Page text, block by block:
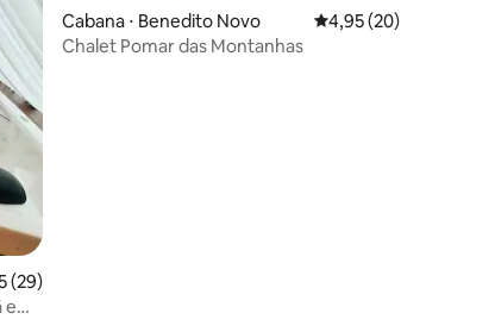
uma avaliação média de 5, 29 avaliações
(29)
e
Cabana ⋅ Benedito Novo 4,95 de uma
4,95 (20)
Chalet Pomar das Montanhas